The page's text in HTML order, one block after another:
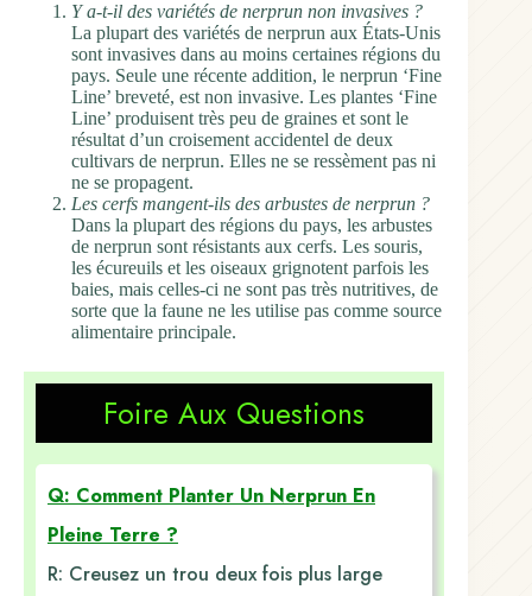
Y a-t-il des variétés de nerprun non invasives ?
La plupart des variétés de nerprun aux États-Unis
sont invasives dans au moins certaines régions du
pays. Seule une récente addition, le nerprun ‘Fine
Line’ breveté, est non invasive. Les plantes ‘Fine
Line’ produisent très peu de graines et sont le
résultat d’un croisement accidentel de deux
cultivars de nerprun. Elles ne se ressèment pas ni
ne se propagent.
Les cerfs mangent-ils des arbustes de nerprun ?
Dans la plupart des régions du pays, les arbustes
de nerprun sont résistants aux cerfs. Les souris,
les écureuils et les oiseaux grignotent parfois les
baies, mais celles-ci ne sont pas très nutritives, de
sorte que la faune ne les utilise pas comme source
alimentaire principale.
Foire Aux Questions
Q: Comment Planter Un Nerprun En
Pleine Terre ?
R: Creusez un trou deux fois plus large